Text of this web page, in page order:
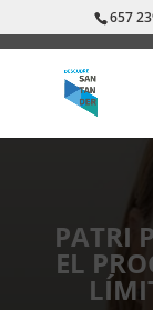
657
PATRI
EL